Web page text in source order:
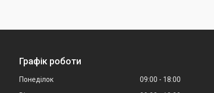
Графік роботи
Понеділок 09:00
18:00